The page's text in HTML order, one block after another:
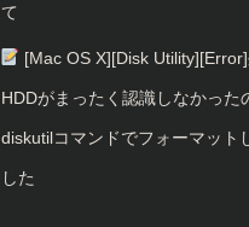
て
[Mac OS X][Disk
HDDがまったく認識しなかった
diskutilコマンドでフォーマット
した